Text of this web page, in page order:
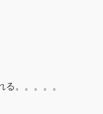
。。。。。